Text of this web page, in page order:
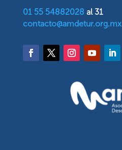
01 55 54882028 al 31
contacto@amdetur.org.mx